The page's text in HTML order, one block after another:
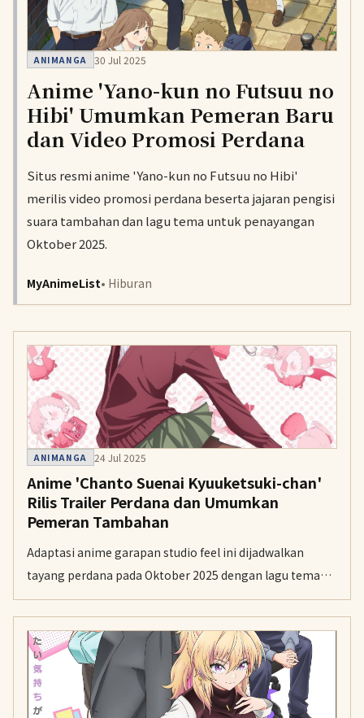
ANIMANGA 30 Jul 2025
Anime 'Yano-kun no Futsuu no
Hibi' Umumkan Pemeran Baru
dan Video Promosi Perdana
Situs resmi anime 'Yano-kun no Futsuu no Hibi'
merilis video promosi perdana beserta jajaran pengisi
suara tambahan dan lagu tema untuk penayangan
Oktober 2025.
MyAnimeList• Hiburan
ANIMANGA 24 Jul 2025
Anime 'Chanto Suenai Kyuuketsuki-chan'
Rilis Trailer Perdana dan Umumkan
Pemeran Tambahan
Adaptasi anime garapan studio feel ini dijadwalkan
tayang perdana pada Oktober 2025 dengan lagu tema
yang dibawakan oleh grup musik H△G.